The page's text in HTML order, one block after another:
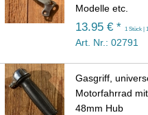
Modelle etc.
13.95 € * 1 Stück |
Art. Nr.: 02791
Gasgriff,
Motorfahrrad
48mm Hub